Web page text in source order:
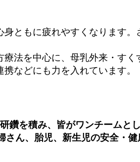
ともに疲れやすくなります
法を中心に、母乳外来・すく
などにも力を入れています。
鑽を積み、皆がワンチーム
ん、胎児、新生児の安全・健